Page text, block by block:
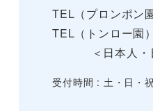
TEL（プロンポン
TEL（トンロー
＜日本人
受付時間 : 土・日・